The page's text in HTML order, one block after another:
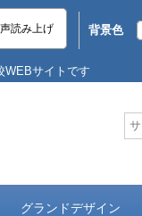
読み上げ 背景色
WEBサイトです
グランドデザイン